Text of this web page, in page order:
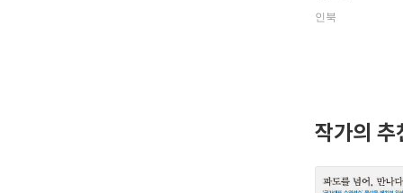
인북
작가의 추